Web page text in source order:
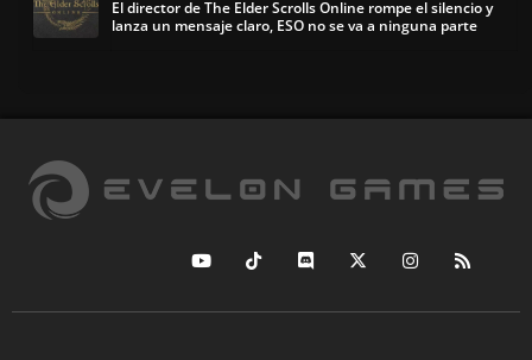
El director de The Elder Scrolls Online rompe el silencio y
lanza un mensaje claro, ESO no se va a ninguna parte